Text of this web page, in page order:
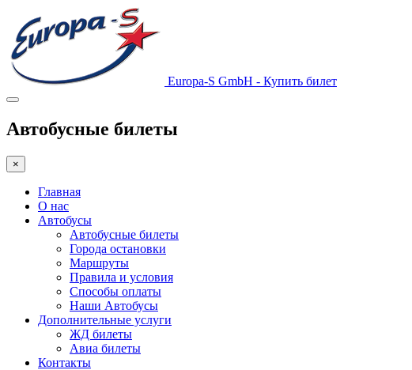
Europa-S GmbH - Купить билет
Автобусные билеты
×
Главная
О нас
Автобусы
Автобусные билеты
Города остановки
Маршруты
Правила и условия
Способы оплаты
Наши Автобусы
Дополнительные услуги
ЖД билеты
Авиа билеты
Контакты